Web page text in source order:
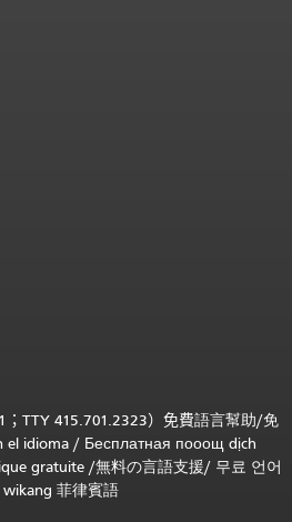
；TTY 415.701.2323）免費語言幫助/免
el idioma / Бесплатная пооощ dịch
gratuite /無料の言語支援/ 무료 언어
菲律賓語